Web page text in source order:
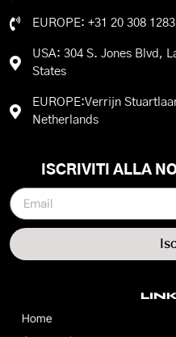
EUROPE: +31 20 308 1283
USA: 304 S. Jones Blvd,
States
EUROPE:Verrijn
Netherlands
Home
ISCRIVITI ALLA